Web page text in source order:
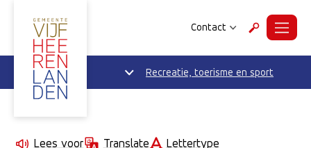
Contact ZoekenMenu
Recreatie, toerisme en sport
Lees voor Translate Lettertype